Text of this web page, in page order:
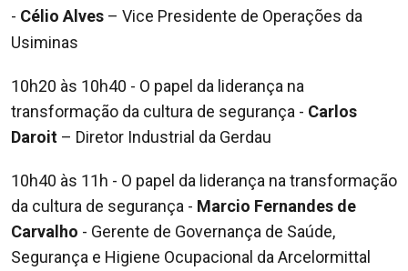
- Célio Alves – Vice Presidente de Operações da
Usiminas
10h20 às 10h40 - O papel da liderança na
transformação da cultura de segurança - Carlos
Daroit – Diretor Industrial da Gerdau
10h40 às 11h - O papel da liderança na transformação
da cultura de segurança - Marcio Fernandes de
Carvalho - Gerente de Governança de Saúde,
Segurança e Higiene Ocupacional da Arcelormittal